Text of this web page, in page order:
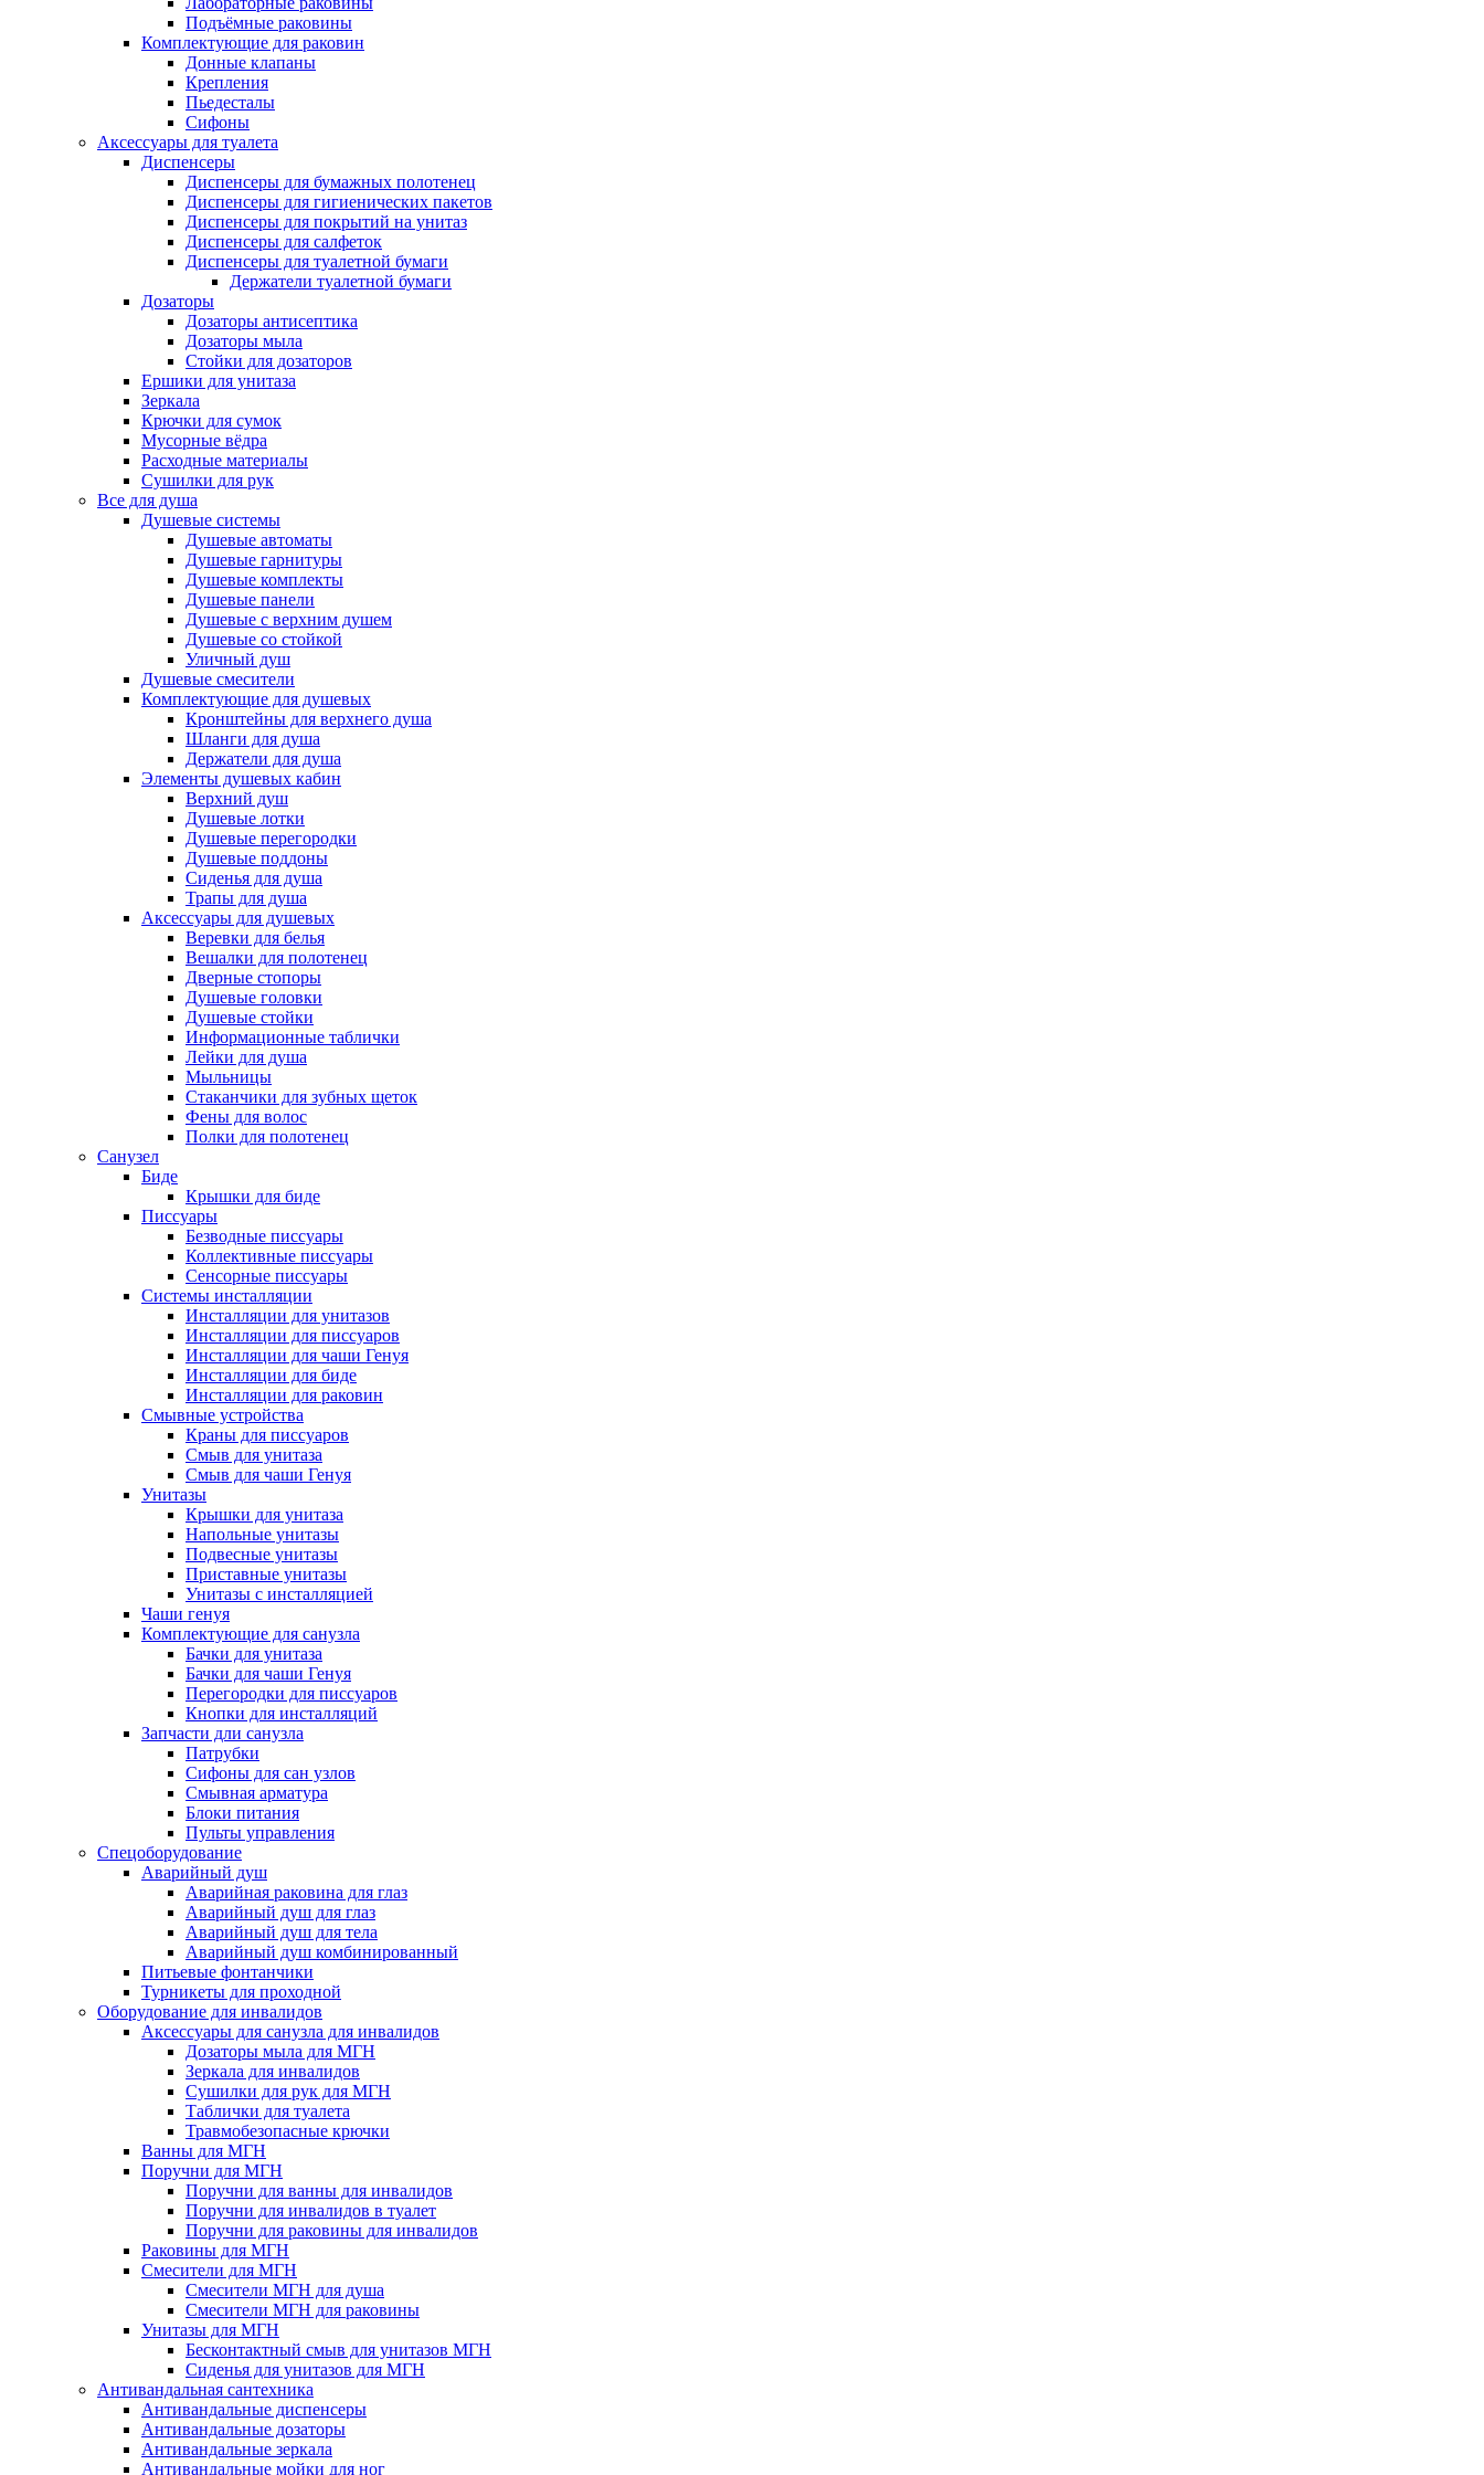
Подъёмные раковины
Комплектующие для раковин
Донные клапаны
Крепления
Пьедесталы
Сифоны
Аксессуары для туалета
Диспенсеры
Диспенсеры для бумажных полотенец
Диспенсеры для гигиенических пакетов
Диспенсеры для покрытий на унитаз
Диспенсеры для салфеток
Диспенсеры для туалетной бумаги
Держатели туалетной бумаги
Дозаторы
Дозаторы антисептика
Дозаторы мыла
Стойки для дозаторов
Ершики для унитаза
Зеркала
Крючки для сумок
Мусорные вёдра
Расходные материалы
Сушилки для рук
Все для душа
Душевые системы
Душевые автоматы
Душевые гарнитуры
Душевые комплекты
Душевые панели
Душевые с верхним душем
Душевые со стойкой
Уличный душ
Душевые смесители
Комплектующие для душевых
Кронштейны для верхнего душа
Шланги для душа
Держатели для душа
Элементы душевых кабин
Верхний душ
Душевые лотки
Душевые перегородки
Душевые поддоны
Сиденья для душа
Трапы для душа
Аксессуары для душевых
Веревки для белья
Вешалки для полотенец
Дверные стопоры
Душевые головки
Душевые стойки
Информационные таблички
Лейки для душа
Мыльницы
Стаканчики для зубных щеток
Фены для волос
Полки для полотенец
Санузел
Биде
Крышки для биде
Писсуары
Безводные писсуары
Коллективные писсуары
Сенсорные писсуары
Системы инсталляции
Инсталляции для унитазов
Инсталляции для писсуаров
Инсталляции для чаши Генуя
Инсталляции для биде
Инсталляции для раковин
Смывные устройства
Краны для писсуаров
Смыв для унитаза
Смыв для чаши Генуя
Унитазы
Крышки для унитаза
Напольные унитазы
Подвесные унитазы
Приставные унитазы
Унитазы с инсталляцией
Чаши генуя
Комплектующие для санузла
Бачки для унитаза
Бачки для чаши Генуя
Перегородки для писсуаров
Кнопки для инсталляций
Запчасти дли санузла
Патрубки
Сифоны для сан узлов
Смывная арматура
Блоки питания
Пульты управления
Спецоборудование
Аварийный душ
Аварийная раковина для глаз
Аварийный душ для глаз
Аварийный душ для тела
Аварийный душ комбинированный
Питьевые фонтанчики
Турникеты для проходной
Оборудование для инвалидов
Аксессуары для санузла для инвалидов
Дозаторы мыла для МГН
Зеркала для инвалидов
Сушилки для рук для МГН
Таблички для туалета
Травмобезопасные крючки
Ванны для МГН
Поручни для МГН
Поручни для ванны для инвалидов
Поручни для инвалидов в туалет
Поручни для раковины для инвалидов
Раковины для МГН
Смесители для МГН
Смесители МГН для душа
Смесители МГН для раковины
Унитазы для МГН
Бесконтактный смыв для унитазов МГН
Сиденья для унитазов для МГН
Антивандальная сантехника
Антивандальные диспенсеры
Антивандальные дозаторы
Антивандальные зеркала
Антивандальные мойки для ног